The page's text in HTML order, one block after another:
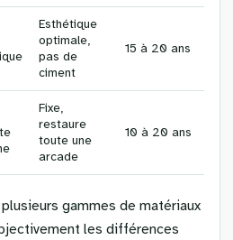
Esthétique
optimale,
pas de
ciment
15 à 20 ans
Fixe,
restaure
toute une
arcade
10 à 20 ans
gammes de matériaux
les différences